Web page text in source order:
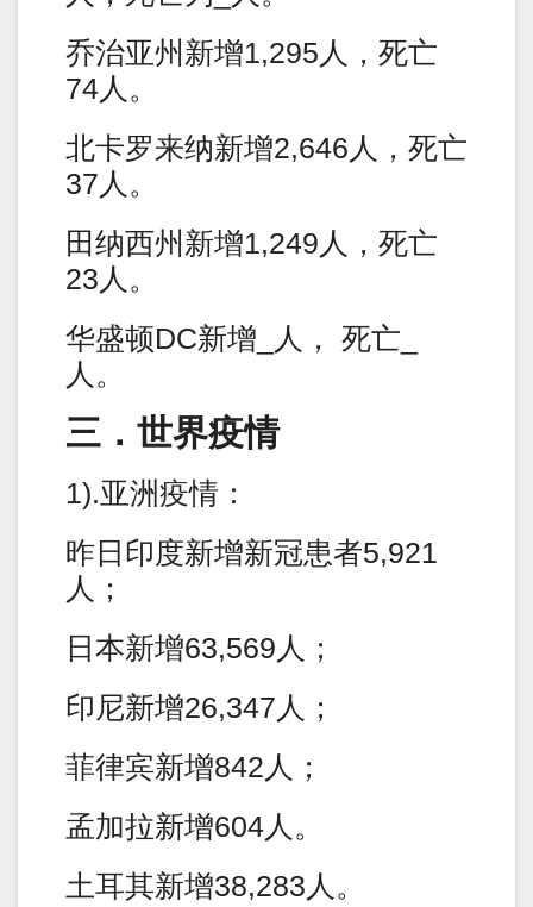
乔治亚州新增1,295人，死亡
74人。
北卡罗来纳新增2,646人，死亡
37人。
田纳西州新增1,249人，死亡
23人。
华盛顿DC新增_人， 死亡_
人。
三．世界疫情
1).亚洲疫情：
昨日印度新增新冠患者5,921
人；
日本新增63,569人；
印尼新增26,347人；
菲律宾新增842人；
孟加拉新增604人。
土耳其新增38,283人。